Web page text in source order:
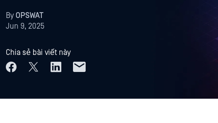
ByOPSWAT
Jun 9, 2025
Chia sẻ bài viết này